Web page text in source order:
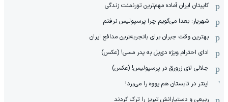
کاپیتان ایران آماده مهم‌ترین تورنمنت زندگی
شهریار: بعدا می‌گویم چرا پرسپولیس نرفتم
بهترین وقت جبران برای باتجربه‌ترین مدافع ایران
ادای احترام ویژه دی‌پل به پدر مسی! (عکس)
جلالی لای زرورق در پرسپولیس! (عکس)
اینتر در تابستان هم یووه را می‌برد!
ربیعی و دستیارانش تبریز را ترک کردند